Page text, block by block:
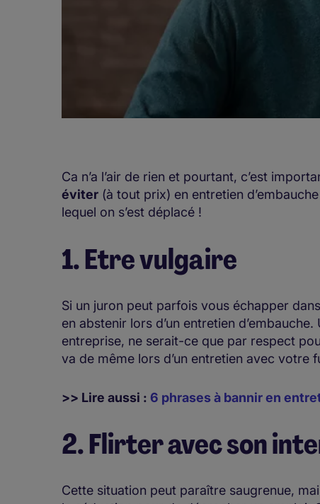
Ca n’a l’air de rien et pourtant, c’est
éviter (à tout prix) en entretien
lequel on s’est déplacé !
1. Etre vulgaire
Si un juron peut parfois vous échapper
en abstenir lors d’un entretien
entreprise, ne serait-ce que par respect
va de même lors d’un entretien avec votre
>> Lire aussi : 6 phrases à bannir en
2. Flirter avec son
​Cette situation peut paraître saugrenue,